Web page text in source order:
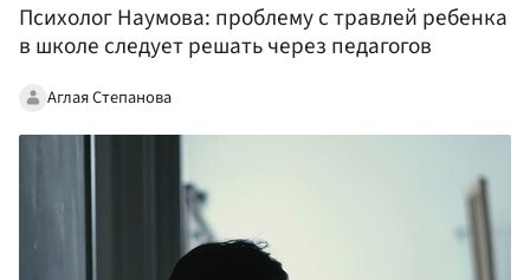
Психолог Наумова: проблему с травлей ребенка
в школе следует решать через педагогов
Аглая Степанова